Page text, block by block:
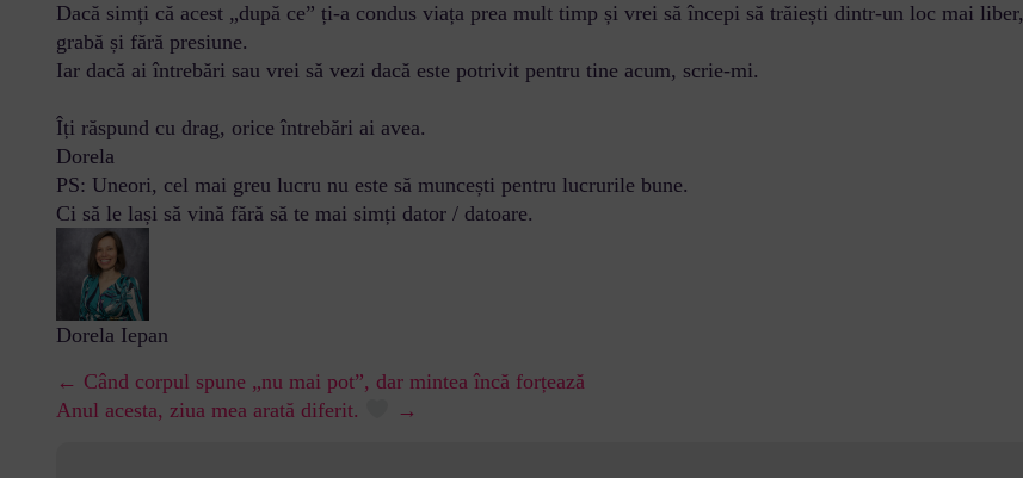
Dacă simți că acest „după ce” ți-a condus viața prea mult timp și vrei să începi să trăiești dintr-un loc mai liber,
grabă și fără presiune.
Iar dacă ai întrebări sau vrei să vezi dacă este potrivit pentru tine acum, scrie-mi.
Îți răspund cu drag, orice întrebări ai avea.
Dorela
PS: Uneori, cel mai greu lucru nu este să muncești pentru lucrurile bune.
Ci să le lași să vină fără să te mai simți dator / datoare.
Dorela Iepan
← Când corpul spune „nu mai pot”, dar mintea încă forțează
Anul acesta, ziua mea arată diferit.
→